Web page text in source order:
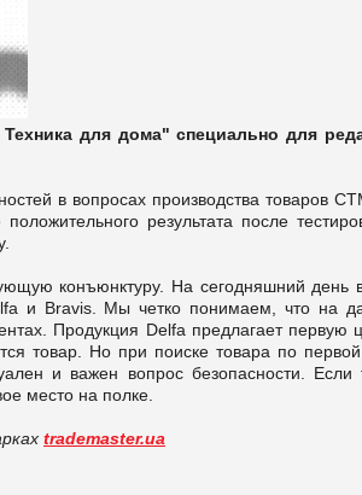
для дома" специально для
в вопросах производства товаров
результата после
конъюнктуру. На сегодняшний день
и Bravis. Мы четко понимаем, что на
Продукция Delfa предлагает первую
товар. Но при поиске товара по
и важен вопрос безопасности. Если
место на полке.
trademaster.ua